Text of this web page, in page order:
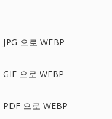
JPG 으로 WEBP
GIF 으로 WEBP
PDF 으로 WEBP